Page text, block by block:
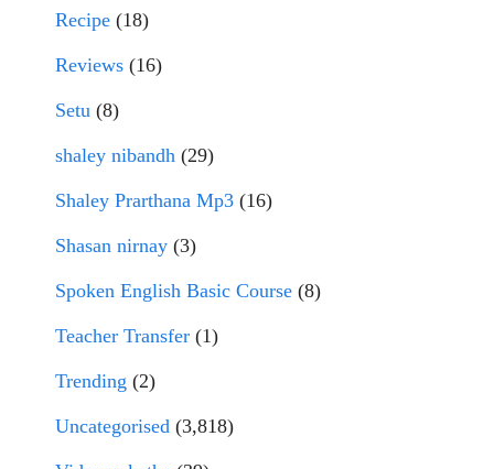
Recipe (18)
Reviews (16)
Setu (8)
shaley nibandh (29)
Shaley Prarthana Mp3 (16)
Shasan nirnay (3)
Spoken English Basic Course (8)
Teacher Transfer (1)
Trending (2)
Uncategorised (3,818)